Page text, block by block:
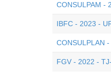
CONSULPAM -
IBFC - 2023 -
CONSULPLAN
FGV - 2022 -